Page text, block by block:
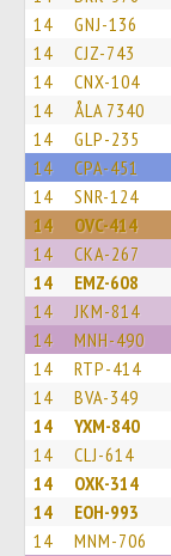
14 GNJ-136
14 CJZ-743
14 CNX-104
14 ÅLA 7340
14 GLP-235
14 CPA-451
14 SNR-124
14 OVC-414
14 CKA-267
14 EMZ-608
14 JKM-814
14 MNH-490
14 RTP-414
14 BVA-349
14 YXM-840
14 CLJ-614
14 OXK-314
14 EOH-993
14 MNM-706